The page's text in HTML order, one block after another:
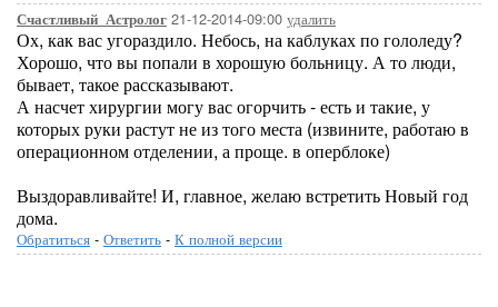
Счастливый_Астролог 21-12-2014-09:00 удалить
Ох, как вас угораздило. Небось, на каблуках по гололеду?
Хорошо, что вы попали в хорошую больницу. А то люди,
бывает, такое рассказывают.
А насчет хирургии могу вас огорчить - есть и такие, у
которых руки растут не из того места (извините, работаю в
операционном отделении, а проще. в оперблоке)
Выздоравливайте! И, главное, желаю встретить Новый год
дома.
Обратиться - Ответить - К полной версии